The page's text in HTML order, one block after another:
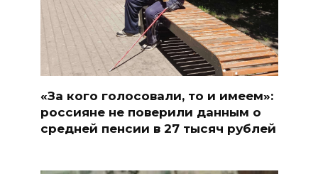
«За кого голосовали, то и имеем»:
россияне не поверили данным о
средней пенсии в 27 тысяч рублей